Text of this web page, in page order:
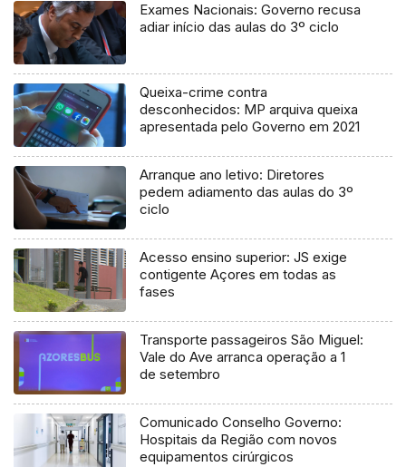
Exames Nacionais: Governo recusa
adiar início das aulas do 3º ciclo
Queixa-crime contra
desconhecidos: MP arquiva queixa
apresentada pelo Governo em 2021
Arranque ano letivo: Diretores
pedem adiamento das aulas do 3º
ciclo
Acesso ensino superior: JS exige
contigente Açores em todas as
fases
Transporte passageiros São Miguel:
Vale do Ave arranca operação a 1
de setembro
Comunicado Conselho Governo:
Hospitais da Região com novos
equipamentos cirúrgicos